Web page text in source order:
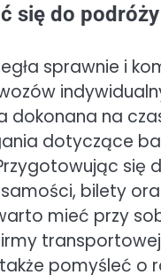
się do
sprawnie i
dokonana na
dotyczące
się
bilety
mieć przy
pomyśleć o